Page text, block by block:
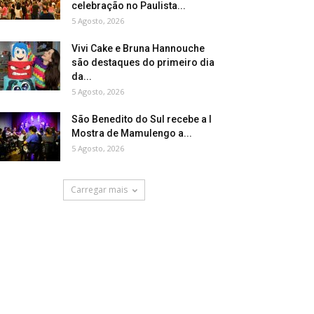
celebração no Paulista...
5 Agosto, 2026
Vivi Cake e Bruna Hannouche
são destaques do primeiro dia
da...
5 Agosto, 2026
São Benedito do Sul recebe a I
Mostra de Mamulengo a...
5 Agosto, 2026
Carregar mais